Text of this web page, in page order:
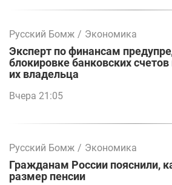
Русский Бомж / Экономика
Эксперт по финансам
блокировке банковских
их владельца
Вчера 21:05
Русский Бомж / Экономика
Гражданам России пояснили,
размер пенсии